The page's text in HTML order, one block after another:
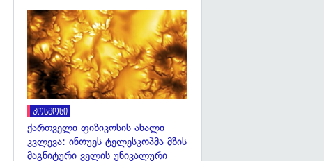
კოსმოსი
ქართველი ფიზიკოსის ახალი
კვლევა: ინოუეს ტელესკოპმა მზის
მაგნიტური ველის უნიკალური